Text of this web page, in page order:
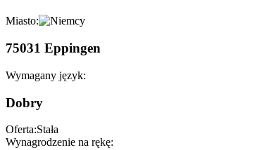
Miasto:
75031 Eppingen
Wymagany język:
Dobry
Oferta:Stała
Wynagrodzenie na rękę: